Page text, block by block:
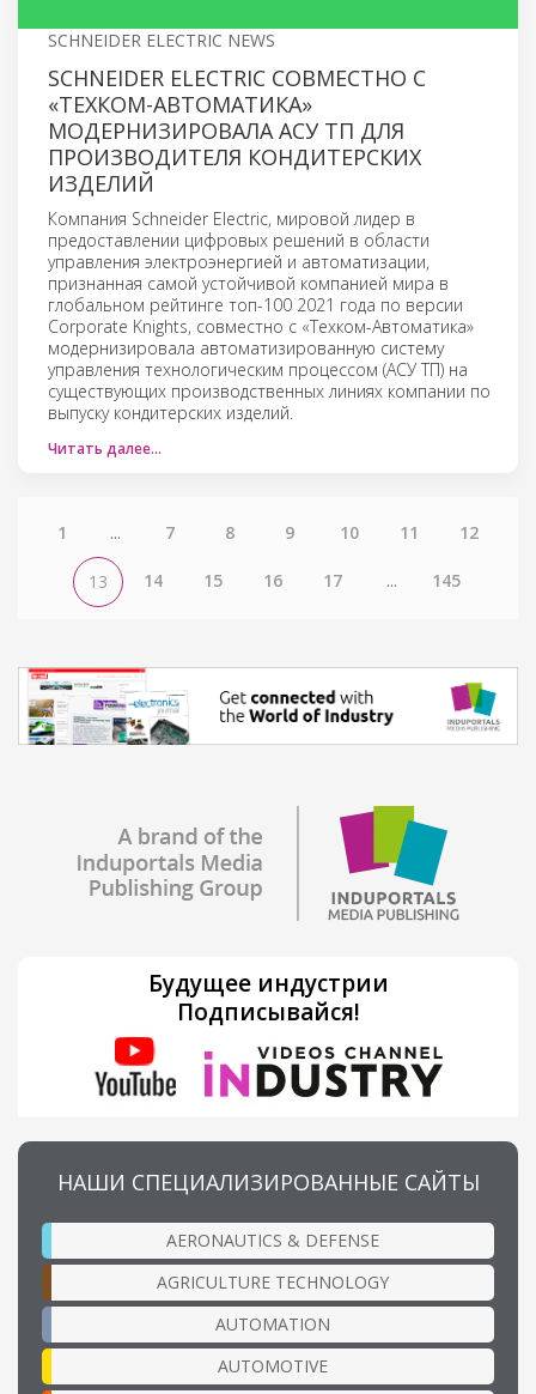
SCHNEIDER ELECTRIC NEWS
SCHNEIDER ELECTRIC СОВМЕСТНО С
«ТЕХКОМ-АВТОМАТИКА»
МОДЕРНИЗИРОВАЛА АСУ ТП ДЛЯ
ПРОИЗВОДИТЕЛЯ КОНДИТЕРСКИХ
ИЗДЕЛИЙ
Компания Schneider Electric, мировой лидер в
предоставлении цифровых решений в области
управления электроэнергией и автоматизации,
признанная самой устойчивой компанией мира в
глобальном рейтинге топ-100 2021 года по версии
Corporate Knights, совместно с «Техком-Автоматика»
модернизировала автоматизированную систему
управления технологическим процессом (АСУ ТП) на
существующих производственных линиях компании по
выпуску кондитерских изделий.
Читать далее…
1 ... 7 8 9 10 11 12
13 14 15 16 17 ... 145
Будущее индустрии
Подписывайся!
НАШИ СПЕЦИАЛИЗИРОВАННЫЕ САЙТЫ
AERONAUTICS & DEFENSE
AGRICULTURE TECHNOLOGY
AUTOMATION
AUTOMOTIVE